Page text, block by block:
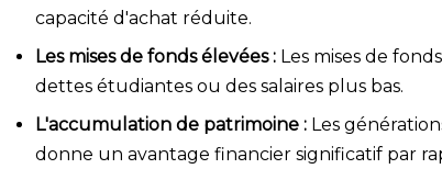
capacité d'achat réduite.
Les mises de fonds élevées : Les mises de
dettes étudiantes ou des salaires plus bas.
L'accumulation de patrimoine : Les
donne un avantage financier significatif par